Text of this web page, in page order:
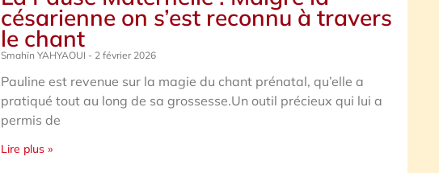
césarienne on s’est reconnu à travers
le chant
Smahïn YAHYAOUI 2 février 2026
Pauline est revenue sur la magie du chant prénatal, qu’elle a
pratiqué tout au long de sa grossesse.Un outil précieux qui lui a
permis de
Lire plus »